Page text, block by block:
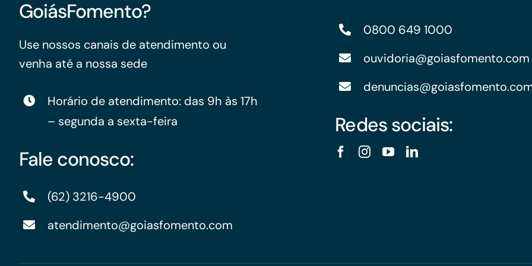
GoiásFomento?
Use nossos canais de atendimento ou
venha até a nossa sede
Horário de atendimento: das 9h às 17h
– segunda a sexta-feira
Fale conosco:
(62) 3216-4900
atendimento@goiasfomento.com
0800 649 1000
ouvidoria@goiasfomento.com
Redes sociais: